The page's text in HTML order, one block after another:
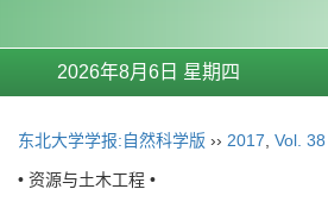
2026年8月6日 星期四
东北大学学报:自然科学版 ›› 2017 Vol. 38
• 资源与土木工程 •